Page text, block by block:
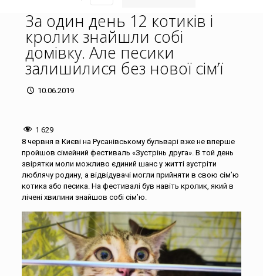
За один день 12 котиків і
кролик знайшли собі
домівку. Але песики
залишилися без нової сім’ї
10.06.2019
1 629
8 червня в Києві на Русанівському бульварі вже не вперше
пройшов сімейний фестиваль «Зустрінь друга». В той день
звірятки моли можливо єдиний шанс у житті зустріти
люблячу родину, а відвідувачі могли прийняти в свою сім’ю
котика або песика. На фестивалі був навіть кролик, який в
лічені хвилини знайшов собі сім’ю.